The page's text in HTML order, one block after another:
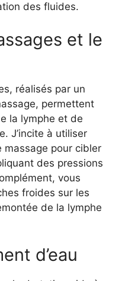
des fluides.
et le
réalisés par un
permettent
la lymphe et de
J’incite à utiliser
massage pour cibler
des pressions
vous
froides sur les
de la lymphe
d’eau